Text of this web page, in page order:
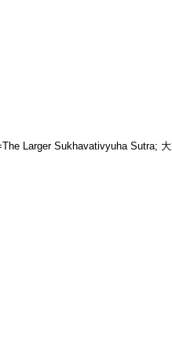
Larger Sukhavativyuha Sutra;